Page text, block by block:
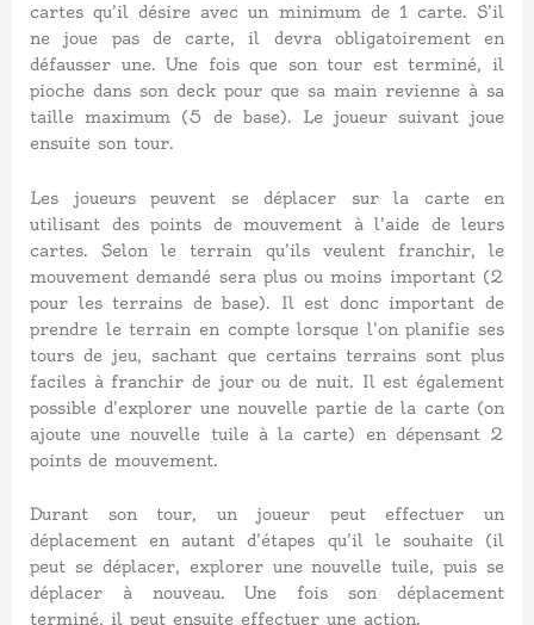
cartes qu’il désire avec un minimum de 1 carte. S’il
ne joue pas de carte, il devra obligatoirement en
défausser une. Une fois que son tour est terminé, il
pioche dans son deck pour que sa main revienne à sa
taille maximum (5 de base). Le joueur suivant joue
ensuite son tour.
Les joueurs peuvent se déplacer sur la carte en
utilisant des points de mouvement à l’aide de leurs
cartes. Selon le terrain qu’ils veulent franchir, le
mouvement demandé sera plus ou moins important (2
pour les terrains de base). Il est donc important de
prendre le terrain en compte lorsque l’on planifie ses
tours de jeu, sachant que certains terrains sont plus
faciles à franchir de jour ou de nuit. Il est également
possible d’explorer une nouvelle partie de la carte (on
ajoute une nouvelle tuile à la carte) en dépensant 2
points de mouvement.
Durant son tour, un joueur peut effectuer un
déplacement en autant d’étapes qu’il le souhaite (il
peut se déplacer, explorer une nouvelle tuile, puis se
déplacer à nouveau. Une fois son déplacement
terminé, il peut ensuite effectuer une action.